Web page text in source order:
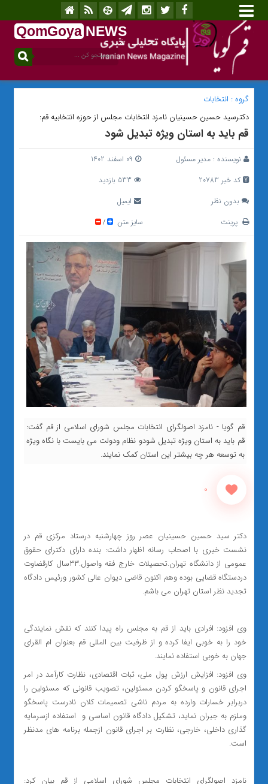
QomGoya NEWS
.ir
گروه : انتخابات
دکترسید حسین حسینیان نامزد انتخابات مجلس از حوزه انتخابیه قم:
قم باید به استان ویژه تبدیل شود
نویسنده : مدیر مسئول
کد خبر 20783
بدون نظر
ایمیل
پرینت
سایز متن /
قم گویا - نامزد اصولگرای انتخابات مجلس شورای اسلامی از قم گفت:
قم باید به استان ویژه تبدیل شودو نظام ودولت می بایست با نگاه ویژه
به توسعه هر چه بیشتر این استان کمک نمایند.
0
دکتر سید حسین حسینیان عصر روز چهارشنبه درستاد مرکزی قم در
نشست خبری با اصحاب رسانه اظهار داشت: بنده دارای دکترای حقوق
عمومی از دانشگاه تهران.تحصیلات خارج فقه واصول.۳۳سال کارقضاوت
دردستگاه قضایی بوده وهم اکنون قاضی دیوان عالی کشور ورئیس دادگاه
تجدید نظر استان تهران می باشم.
وی افزود: افرادی باید از قم‌ به مجلس راه پیدا کنند که نقش نمایندگی
خود را به خوبی ایفا کرده و از ظرفیت بین المللی قم بعنوان ام القرای
جهان به خوبی استفاده نمایند.
وی افزود: افزایش ارزش پول ملی، ثبات اقتصادی، نظارت کارآمد در امر
اجرای قانون و پاسخگو کردن مسئولین، تصویب قانونی که مسئولین را
دربرابر خسارات وارده به مردم ناشی تصمیمات کلان نادرست پاسخگو
وملزم به جبران نماید، تشکیل دادگاه قانون اساسی و استفاده ازسرمایه
گذاری داخلی، خارجی، نظارت بر اجرای قانون ازجمله برنامه های مدنظر
است.
نامزد اصولگرای انتخابات مجلس شورای اسلامی‌ از قم بیان کرد: